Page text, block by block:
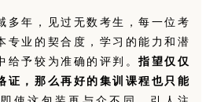
多年，见过无数考生，每一位考
专业的契合度，学习的能力和潜
给予较为准确的评判。指望仅仅
证，那么再好的集训课程也只能